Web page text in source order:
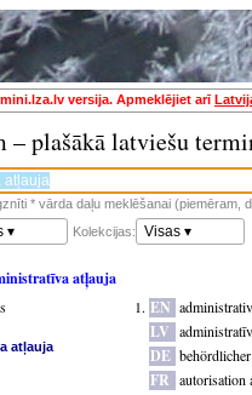
versija. Apmeklējiet arī
– plašākā latviešu
* vārda daļu meklēšanai (piemēram,
▾ Kolekcijas: Visas ▾
atļauja
atļauja
EN
LV
DE
FR autorisation